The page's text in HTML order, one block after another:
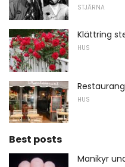
STJÄRNA
Klättring
HUS
HUS
Best posts
Manikyr